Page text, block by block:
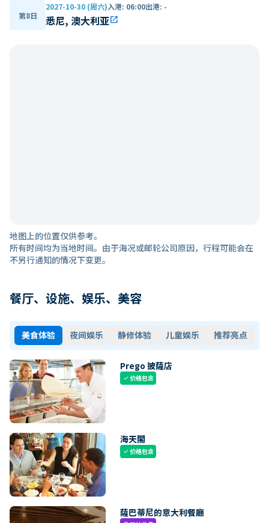
第8日
2027-10-30 (周六)入港: 06:00出港: -
悉尼, 澳大利亚open_in_new
地图上的位置仅供参考。
所有时间均为当地时间。由于海况或邮轮公司原因，行程可能会在
不另行通知的情况下变更。
餐厅、设施、娱乐、美容
美食体验 夜间娱乐 静修体验 儿童娱乐 推荐亮点
Prego 披薩店
check价格包含
海天閣
check价格包含
薩巴蒂尼的意大利餐廳